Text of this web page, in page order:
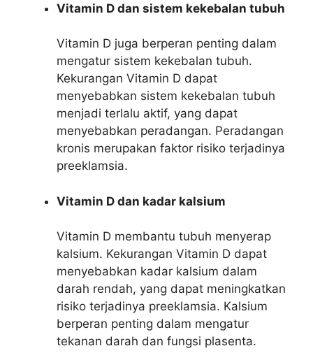
Vitamin D dan sistem kekebalan tubuh
Vitamin D juga berperan penting dalam
mengatur sistem kekebalan tubuh.
Kekurangan Vitamin D dapat
menyebabkan sistem kekebalan tubuh
menjadi terlalu aktif, yang dapat
menyebabkan peradangan. Peradangan
kronis merupakan faktor risiko terjadinya
preeklamsia.
Vitamin D dan kadar kalsium
Vitamin D membantu tubuh menyerap
kalsium. Kekurangan Vitamin D dapat
menyebabkan kadar kalsium dalam
darah rendah, yang dapat meningkatkan
risiko terjadinya preeklamsia. Kalsium
berperan penting dalam mengatur
tekanan darah dan fungsi plasenta.